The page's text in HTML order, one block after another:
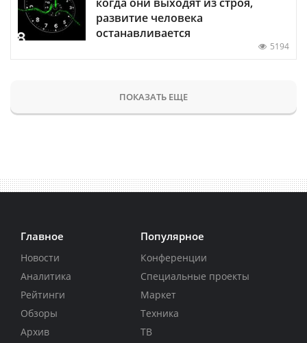
развитие человека
останавливается
5194
ПОКАЗАТЬ ЕЩЕ
Главное
Новости
Аналитика
Рейтинги
Обзоры
Архив
Популярное
Конференции
Специальные проекты
Маркет
Техника
ТВ